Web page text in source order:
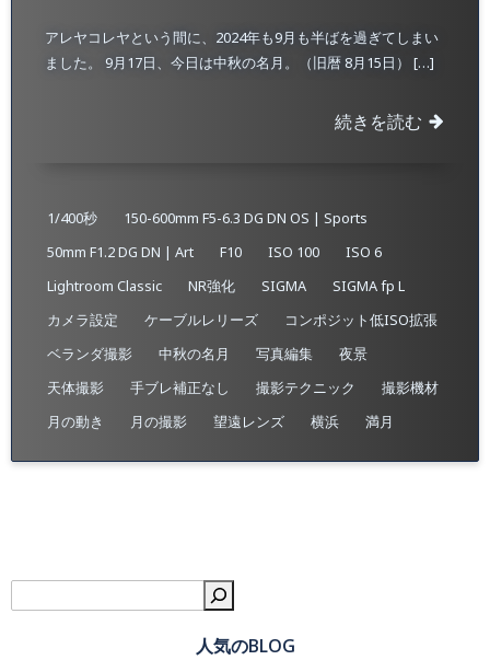
アレヤコレヤという間に、2024年も9月も半ばを過ぎてしまい
ました。 9月17日、今日は中秋の名月。（旧暦 8月15日） […]
続きを読む
1/400秒
150-600mm F5-6.3 DG DN OS | Sports
50mm F1.2 DG DN | Art
F10 ISO 100
ISO 6
Lightroom Classic
NR強化 SIGMA
SIGMA fp L
カメラ設定
ケーブルレリーズ
コンポジット低ISO拡張
ベランダ撮影
中秋の名月 写真編集
夜景
天体撮影
手ブレ補正なし 撮影テクニック
撮影機材
月の動き
月の撮影 望遠レンズ 横浜 満月
人気のBLOG